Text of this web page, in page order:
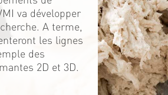
va développer
A terme,
les lignes
des
2D et 3D.